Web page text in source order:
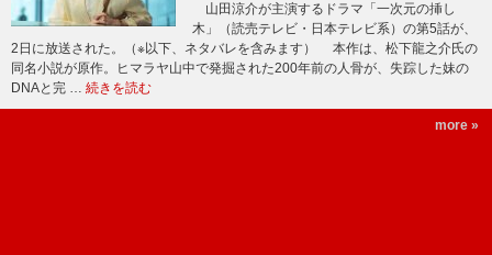
山田涼介が主演するドラマ「一次元の挿し
木」（読売テレビ・日本テレビ系）の第5話が、
2日に放送された。（※以下、ネタバレを含みます） 本作は、松下龍之介氏の
同名小説が原作。ヒマラヤ山中で発掘された200年前の人骨が、失踪した妹の
DNAと完 … 続きを読む
more »